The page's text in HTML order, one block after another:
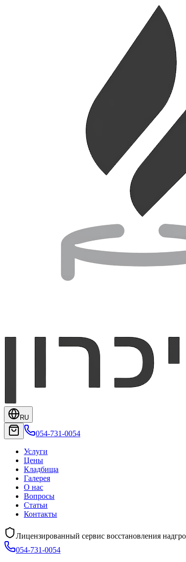
RU
054-731-0054
Услуги
Цены
Кладбища
Галерея
О нас
Вопросы
Статьи
Контакты
Лицензированный сервис восстановления
054-731-0054